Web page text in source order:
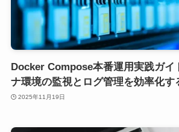
Docker Compose本番運用実践ガイ
ナ環境の監視とログ管理を効率化す
2025年11月19日